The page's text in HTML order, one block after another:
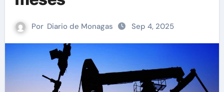
Por Diario de Monagas Sep 4, 2025